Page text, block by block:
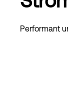
Performant